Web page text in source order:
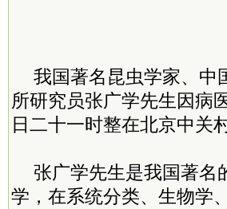
我国著名昆虫学家、中
所研究员张广学先生因病
日二十一时整在北京中关
张广学先生是我国著名
学，在系统分类、生物学